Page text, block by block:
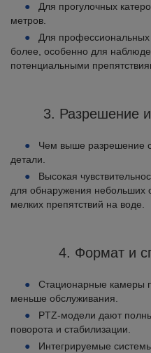
Для прогулочных
метров.
Для
более, особенно для
потенциальными
3. Разрешение и
Чем выше разрешение
детали.
Высокая
для обнаружения небольших
мелких препятствий на воде.
4. Формат и
Стационарные камеры
меньше обслуживания.
PTZ-модели дают
поворота и стабилизации.
Интегрируемые